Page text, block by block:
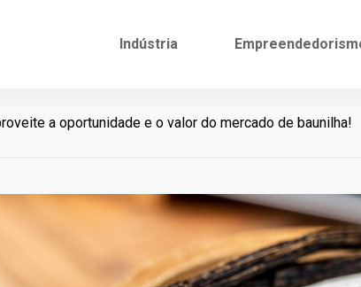
Indústria
a oportunidade e o valor do mercado de baunilha!